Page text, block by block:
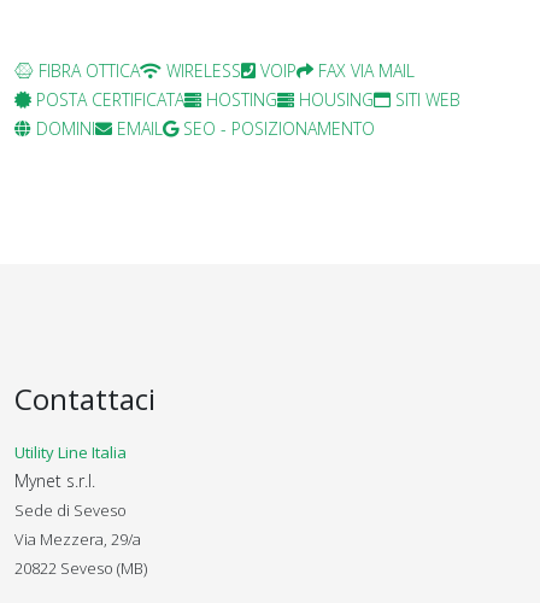
FIBRA OTTICA WIRELESS VOIP
FAX VIA MAIL
POSTA CERTIFICATA
HOSTING HOUSING
SITI WEB
DOMINI
EMAIL SEO - POSIZIONAMENTO
Contattaci
Utility Line Italia
Mynet s.r.l.
Sede di Seveso
Via Mezzera, 29/a
20822 Seveso (MB)